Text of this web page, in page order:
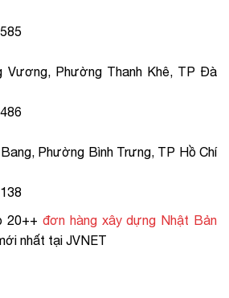
Vương, Phường Thanh Khê, TP Đà
Phường Bình Trưng, TP Hồ Chí
20++ đơn hàng xây dựng Nhật Bản
nhất tại JVNET